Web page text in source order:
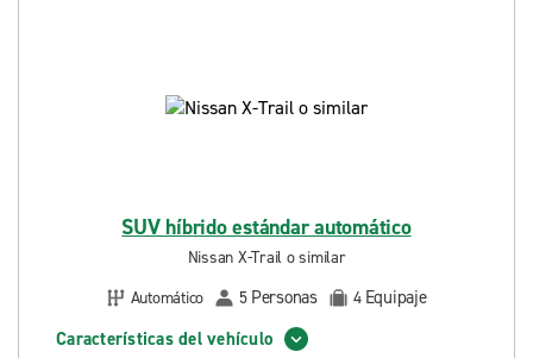
SUV híbrido estándar automático
Nissan X-Trail o similar
Automático
5 Personas 4 Equipaje
Características del vehículo